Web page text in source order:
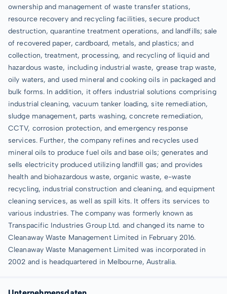
ownership and management of waste transfer stations,
resource recovery and recycling facilities, secure product
destruction, quarantine treatment operations, and landfills; sale
of recovered paper, cardboard, metals, and plastics; and
collection, treatment, processing, and recycling of liquid and
hazardous waste, including industrial waste, grease trap waste,
oily waters, and used mineral and cooking oils in packaged and
bulk forms. In addition, it offers industrial solutions comprising
industrial cleaning, vacuum tanker loading, site remediation,
sludge management, parts washing, concrete remediation,
CCTV, corrosion protection, and emergency response
services. Further, the company refines and recycles used
mineral oils to produce fuel oils and base oils; generates and
sells electricity produced utilizing landfill gas; and provides
health and biohazardous waste, organic waste, e-waste
recycling, industrial construction and cleaning, and equipment
cleaning services, as well as spill kits. It offers its services to
various industries. The company was formerly known as
Transpacific Industries Group Ltd. and changed its name to
Cleanaway Waste Management Limited in February 2016.
Cleanaway Waste Management Limited was incorporated in
2002 and is headquartered in Melbourne, Australia.